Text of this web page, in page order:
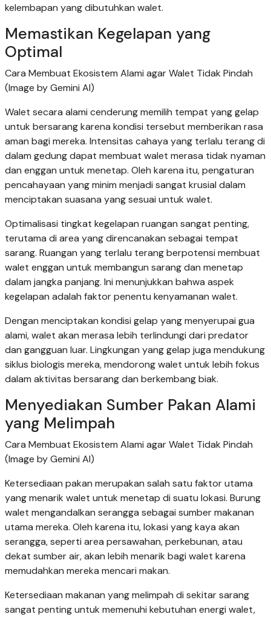
kelembapan yang dibutuhkan walet.
Memastikan Kegelapan yang
Optimal
Cara Membuat Ekosistem Alami agar Walet Tidak Pindah
(Image by Gemini AI)
Walet secara alami cenderung memilih tempat yang gelap
untuk bersarang karena kondisi tersebut memberikan rasa
aman bagi mereka. Intensitas cahaya yang terlalu terang di
dalam gedung dapat membuat walet merasa tidak nyaman
dan enggan untuk menetap. Oleh karena itu, pengaturan
pencahayaan yang minim menjadi sangat krusial dalam
menciptakan suasana yang sesuai untuk walet.
Optimalisasi tingkat kegelapan ruangan sangat penting,
terutama di area yang direncanakan sebagai tempat
sarang. Ruangan yang terlalu terang berpotensi membuat
walet enggan untuk membangun sarang dan menetap
dalam jangka panjang. Ini menunjukkan bahwa aspek
kegelapan adalah faktor penentu kenyamanan walet.
Dengan menciptakan kondisi gelap yang menyerupai gua
alami, walet akan merasa lebih terlindungi dari predator
dan gangguan luar. Lingkungan yang gelap juga mendukung
siklus biologis mereka, mendorong walet untuk lebih fokus
dalam aktivitas bersarang dan berkembang biak.
Menyediakan Sumber Pakan Alami
yang Melimpah
Cara Membuat Ekosistem Alami agar Walet Tidak Pindah
(Image by Gemini AI)
Ketersediaan pakan merupakan salah satu faktor utama
yang menarik walet untuk menetap di suatu lokasi. Burung
walet mengandalkan serangga sebagai sumber makanan
utama mereka. Oleh karena itu, lokasi yang kaya akan
serangga, seperti area persawahan, perkebunan, atau
dekat sumber air, akan lebih menarik bagi walet karena
memudahkan mereka mencari makan.
Ketersediaan makanan yang melimpah di sekitar sarang
sangat penting untuk memenuhi kebutuhan energi walet,